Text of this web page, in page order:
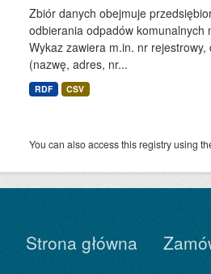
Zbiór danych obejmuje
odbierania odpadów komunalnych
Wykaz zawiera m.in. nr
(nazwę, adres, nr...
RDF CSV
You can also access this registry using
Strona główna